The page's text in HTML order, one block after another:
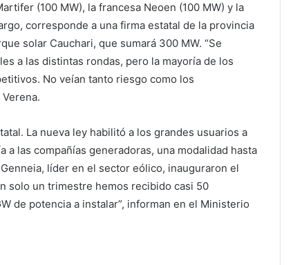
(100 MW), la francesa Neoen (100 MW) y la
corresponde a una firma estatal de la provincia
solar Cauchari, que sumará 300 MW. “Se
a las distintas rondas, pero la mayoría de los
No veían tanto riesgo como los
La nueva ley habilitó a los grandes usuarios a
las compañías generadoras, una modalidad hasta
líder en el sector eólico, inauguraron el
solo un trimestre hemos recibido casi 50
de potencia a instalar”, informan en el Ministerio